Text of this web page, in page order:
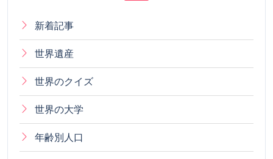
新着記事
世界遺産
世界のクイズ
世界の大学
年齢別人口